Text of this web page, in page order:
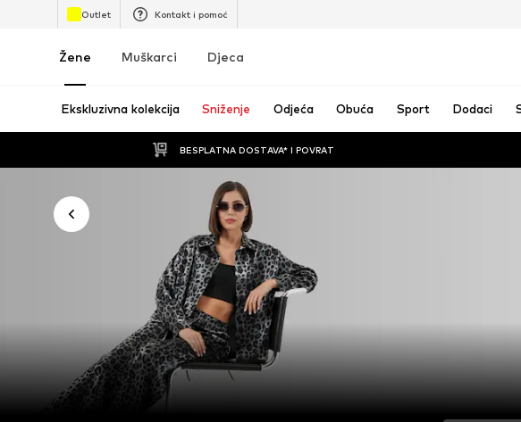
Outlet Kontakt i pomoć
Žene Muškarci Djeca
Ekskluzivna kolekcija Sniženje Odjeća Obuća Sport Dodaci
BESPLATNA DOSTAVA* I POVRAT